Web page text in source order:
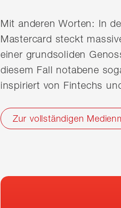
Mit anderen Worten: In
Mastercard steckt
einer grundsoliden
diesem Fall notabene
inspiriert von Fintechs
Zur vollständigen